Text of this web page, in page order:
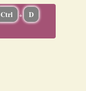
Ctrl + D